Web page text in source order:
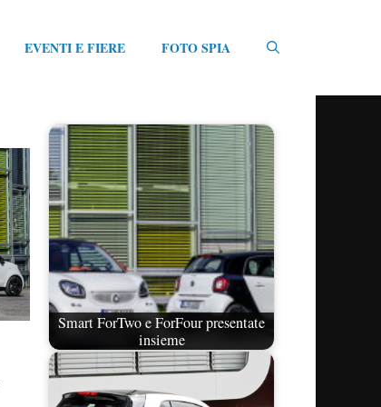
EVENTI E FIERE FOTO SPIA
Smart ForTwo e ForFour presentate
insieme